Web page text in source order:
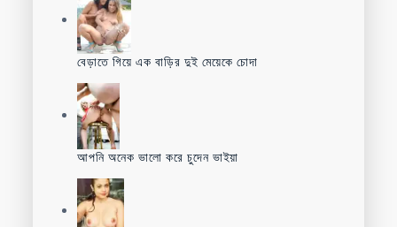
বেড়াতে গিয়ে এক বাড়ির দুই মেয়েকে চোদা
আপনি অনেক ভালো করে চুদেন ভাইয়া